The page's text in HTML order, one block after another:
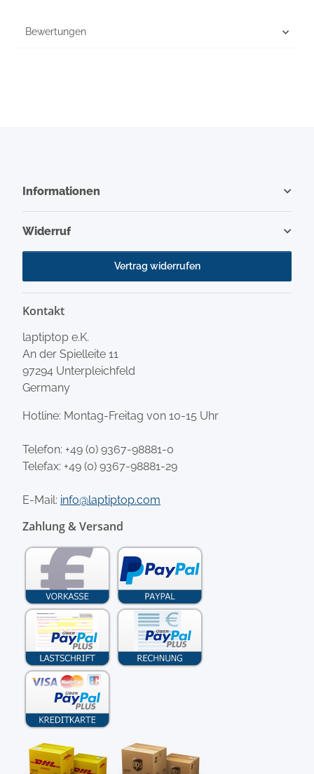
Bewertungen
Informationen
Widerruf
Vertrag widerrufen
Kontakt
laptiptop e.K.
An der Spielleite 11
97294 Unterpleichfeld
Germany
Hotline: Montag-Freitag von 10-15 Uhr
Telefon: +49 (0) 9367-98881-0
Telefax: +49 (0) 9367-98881-29
E-Mail: info@laptiptop.com
Zahlung & Versand